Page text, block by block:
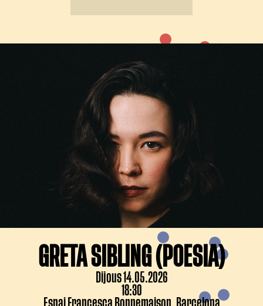
GRETA SIBLING (POESIA)
Dijous 14.05.2026
18:30
Espai Francesca Bonnemaison, Barcelona